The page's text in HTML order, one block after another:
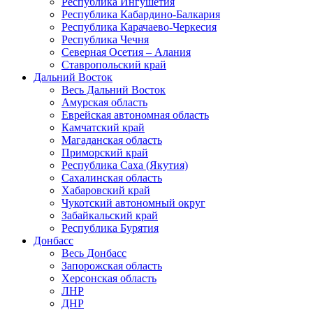
Республика Кабардино-Балкария
Республика Карачаево-Черкесия
Республика Чечня
Северная Осетия – Алания
Ставропольский край
Дальний Восток
Весь Дальний Восток
Амурская область
Еврейская автономная область
Камчатский край
Магаданская область
Приморский край
Республика Саха (Якутия)
Сахалинская область
Хабаровский край
Чукотский автономный округ
Забайкальский край
Республика Бурятия
Донбасс
Весь Донбасс
Запорожская область
Херсонская область
ЛНР
ДНР